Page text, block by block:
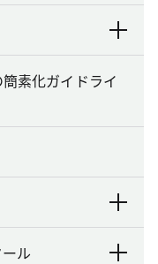
素化ガイドライ
ル